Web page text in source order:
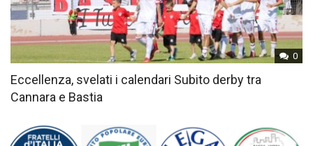
0
Eccellenza, svelati i calendari Subito derby tra
Cannara e Bastia